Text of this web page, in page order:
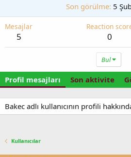
Son görülme 5
Mesajlar
5
Reaction
0
Bul
Profil mesajları Son aktivite
Bakec adlı kullanıcının profili
Kullanıcılar